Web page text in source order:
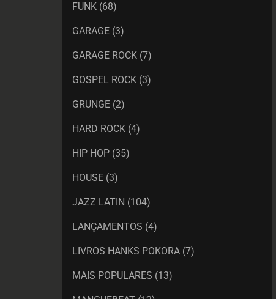
FUNK (68)
GARAGE (3)
GARAGE ROCK (7)
GOSPEL ROCK (3)
GRUNGE (2)
HARD ROCK (4)
HIP HOP (35)
HOUSE (3)
JAZZ LATIN (104)
LANÇAMENTOS (4)
LIVROS HANKS POKORA (7)
MAIS POPULARES (13)